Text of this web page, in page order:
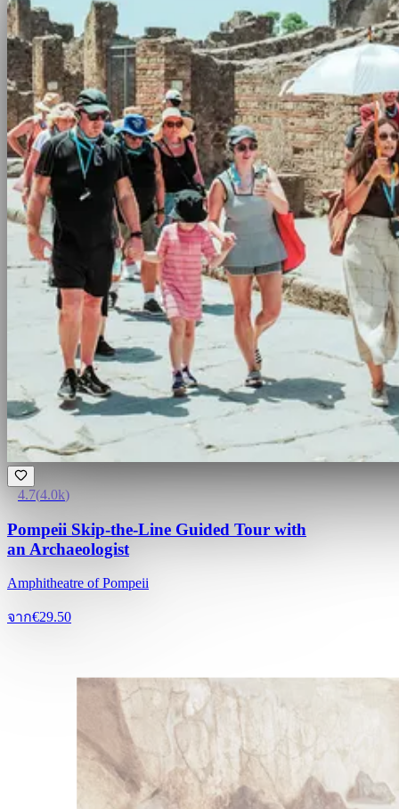
4.7(4.0k)
Pompeii Skip-the-Line Guided Tour with
an Archaeologist
Amphitheatre of Pompeii
จาก€29.50